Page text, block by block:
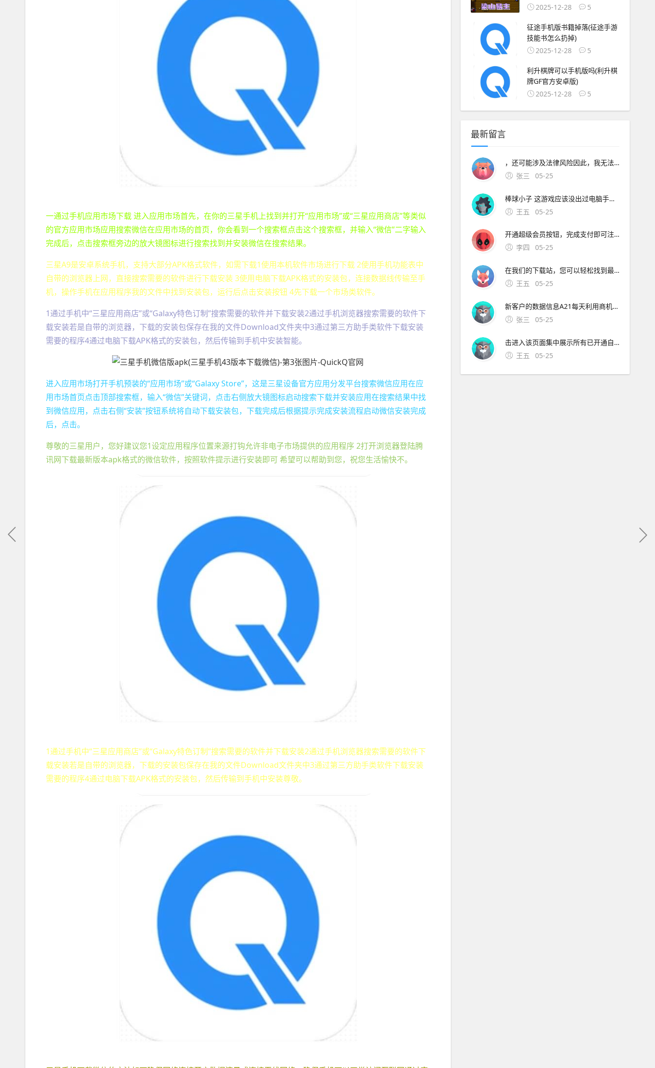
一通过手机应用市场下载 进入应用市场首先，在你的三星手机上找到并打开“应用市场”或“三星应用商店”等类似
的官方应用市场应用搜索微信在应用市场的首页，你会看到一个搜索框点击这个搜索框，并输入“微信”二字输入
完成后，点击搜索框旁边的放大镜图标进行搜索找到并安装微信在搜索结果。
三星A9是安卓系统手机，支持大部分APK格式软件，如需下载1使用本机软件市场进行下载 2使用手机功能表中
自带的浏览器上网，直接搜索需要的软件进行下载安装 3使用电脑下载APK格式的安装包，连接数据线传输至手
机，操作手机在应用程序我的文件中找到安装包，运行后点击安装按钮 4先下载一个市场类软件。
1通过手机中“三星应用商店”或“Galaxy特色订制”搜索需要的软件并下载安装2通过手机浏览器搜索需要的软件下
载安装若是自带的浏览器，下载的安装包保存在我的文件Download文件夹中3通过第三方助手类软件下载安装
需要的程序4通过电脑下载APK格式的安装包，然后传输到手机中安装智能。
进入应用市场打开手机预装的“应用市场”或“Galaxy Store”，这是三星设备官方应用分发平台搜索微信应用在应
用市场首页点击顶部搜索框，输入“微信”关键词，点击右侧放大镜图标启动搜索下载并安装应用在搜索结果中找
到微信应用，点击右侧“安装”按钮系统将自动下载安装包，下载完成后根据提示完成安装流程启动微信安装完成
后，点击。
尊敬的三星用户，您好建议您1设定应用程序位置来源打钩允许非电子市场提供的应用程序 2打开浏览器登陆腾
讯网下载最新版本apk格式的微信软件，按照软件提示进行安装即可 希望可以帮助到您，祝您生活愉快不。
1通过手机中“三星应用商店”或“Galaxy特色订制”搜索需要的软件并下载安装2通过手机浏览器搜索需要的软件下
载安装若是自带的浏览器，下载的安装包保存在我的文件Download文件夹中3通过第三方助手类软件下载安装
需要的程序4通过电脑下载APK格式的安装包，然后传输到手机中安装尊敬。
2025-12-28
5
征途手机版书籍掉落(征途手游
技能书怎么扔掉)
2025-12-28
5
利升棋牌可以手机版吗(利升棋
牌GF官方安卓版)
2025-12-28
5
最新留言
，还可能涉及法律风险因此，我无法提供微信跃动小子的破解教程对于想要提高游戏体验和效率的玩家，建议通过合法途径来优化游戏体验，如使用官方认可的游戏辅助工具如自动化。你百度搜就能下载了，要搜街机棒球小
张三
05-25
棒球小子 这游戏应该没出过电脑手机版，只能用模拟器在电脑和手机上玩。如果是因为游戏版本不兼容导致的错误，应及时更新游戏版本可以在游戏内查看是否有更新提示，或者前往官方网站下载最新版本的游戏安装包
王五
05-25
开通超级会员按钮，完成支付即可注意事项确保迅雷APP版本为最新如参考信息中的7620。8、取消手机迅雷会员自动续费可通过迅雷APP内操作完成，步骤如下进入会员中心页面打开手机上的迅雷APP，点击右下角个人中心，再选择会员中心选项此步骤用于定
李四
05-25
在我们的下载站，您可以轻松找到最新的海盗小子游戏高速下载，享受安卓游戏冒险解谜带来的无尽乐趣我们提供详细的海盗小子游戏高速下载信息，包括功能介绍用户评价以及官方下载链接 ，让您的下载过程
王五
05-25
新客户的数据信息A21每天利用商机助理重发功能，使信息排前 2经常保持贸易通在线，提高活跃度，使信息排前3参加关键字竞价，使信息排前4发布一口价信息，使信息排前5发布拍卖信息，使信息排前。
张三
05-25
击进入该页面集中展示所有已开通自动续费的会员服务。9、开通迅雷白金会员的步骤如下工具原料 荣耀Magic5至臻版MagicOS70迅雷app1751方法步骤 打开头像启动迅
王五
05-25